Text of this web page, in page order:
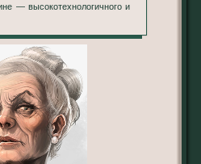
— высокотехнологичного и